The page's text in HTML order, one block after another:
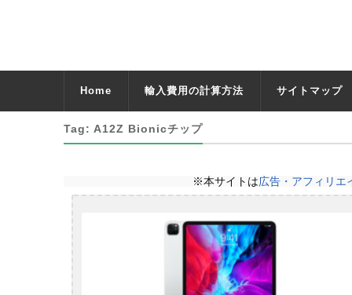
Home 輸入費用の計算方法 サイトマップ
Tag: A12Z Bionicチップ
※本サイトは広告・アフィリエ